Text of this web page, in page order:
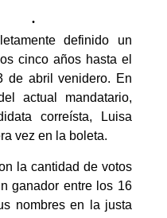
definido un
cinco años hasta el
de abril venidero. En
actual mandatario,
correísta, Luisa
vez en la boleta.
la cantidad de votos
ganador entre los 16
nombres en la justa